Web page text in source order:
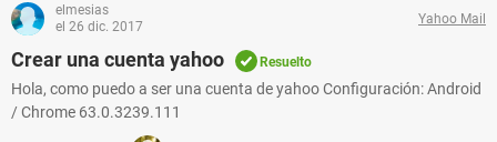
elmesias
el 26 dic. 2017
Yahoo Mail
Crear una cuenta yahoo Resuelto
Hola, como puedo a ser una cuenta de yahoo Configuración: Android
/ Chrome 63.0.3239.111